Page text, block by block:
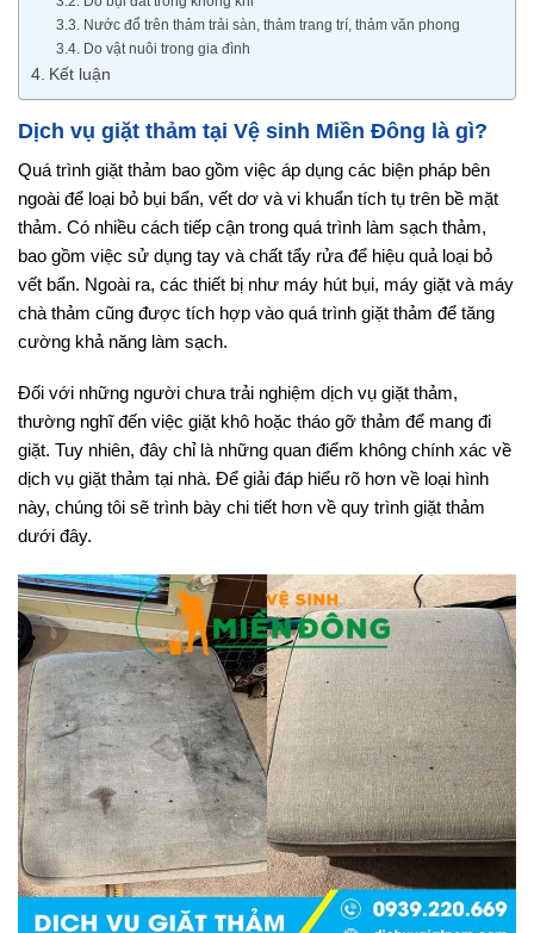
Nước đổ trên thảm trải sàn, thảm trang trí, thảm văn phong
Do vật nuôi trong gia đình
Kết luận
Dịch vụ giặt thảm tại Vệ sinh Miền Đông là gì?
Quá trình giặt thảm bao gồm việc áp dụng các biện pháp bên
ngoài để loại bỏ bụi bẩn, vết dơ và vi khuẩn tích tụ trên bề mặt
thảm. Có nhiều cách tiếp cận trong quá trình làm sạch thảm,
bao gồm việc sử dụng tay và chất tẩy rửa để hiệu quả loại bỏ
vết bẩn. Ngoài ra, các thiết bị như máy hút bụi, máy giặt và máy
chà thảm cũng được tích hợp vào quá trình giặt thảm để tăng
cường khả năng làm sạch.
Đối với những người chưa trải nghiệm dịch vụ giặt thảm,
thường nghĩ đến việc giặt khô hoặc tháo gỡ thảm để mang đi
giặt. Tuy nhiên, đây chỉ là những quan điểm không chính xác về
dịch vụ giặt thảm tại nhà. Để giải đáp hiểu rõ hơn về loại hình
này, chúng tôi sẽ trình bày chi tiết hơn về quy trình giặt thảm
dưới đây.